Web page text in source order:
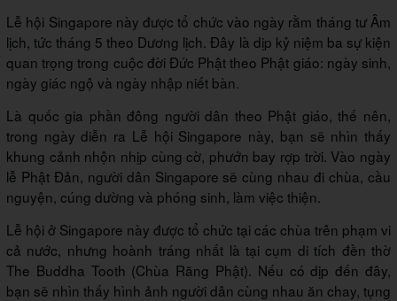
Lễ hội Singapore này được tổ chức vào ngày rằm tháng tư Âm
lịch, tức tháng 5 theo Dương lịch. Đây là dịp kỷ niệm ba sự kiện
quan trọng trong cuộc đời Đức Phật theo Phật giáo: ngày sinh,
ngày giác ngộ và ngày nhập niết bàn.
Là quốc gia phần đông người dân theo Phật giáo, thế nên,
trong ngày diễn ra Lễ hội Singapore này, bạn sẽ nhìn thấy
khung cảnh nhộn nhịp cùng cờ, phướn bay rợp trời. Vào ngày
lễ Phật Đản, người dân Singapore sẽ cùng nhau đi chùa, cầu
nguyện, cúng dường và phóng sinh, làm việc thiện.
Lễ hội ở Singapore này được tổ chức tại các chùa trên phạm vi
cả nước, nhưng hoành tráng nhất là tại cụm di tích đền thờ
The Buddha Tooth (Chùa Răng Phật). Nếu có dịp đến đây,
bạn sẽ nhìn thấy hình ảnh người dân cùng nhau ăn chay, tụng